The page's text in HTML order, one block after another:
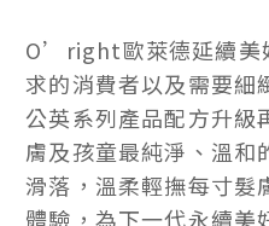
O’right歐萊德延續美
求的消費者以及需要細
公英系列產品配方升級
膚及孩童最純淨、溫和
滑落，溫柔輕撫每寸髮
體驗，為下一代永續美